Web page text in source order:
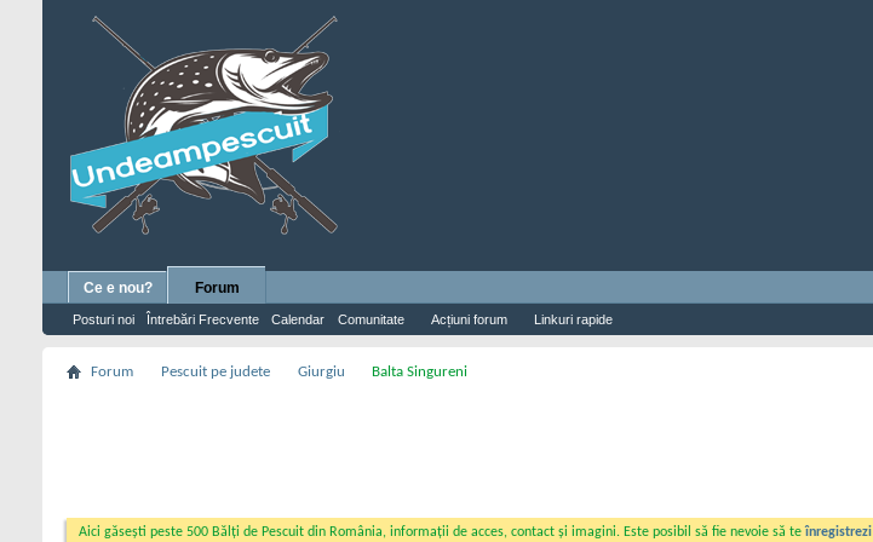
Ce e nou? Forum
Posturi noi Întrebări Frecvente Calendar Comunitate Acțiuni forum Linkuri rapide
Forum Pescuit pe judete Giurgiu Balta Singureni
Aici găsești peste 500 Bălți de Pescuit din România, informații de acces, contact și imagini. Este posibil să fie nevoie să teînregistrezi